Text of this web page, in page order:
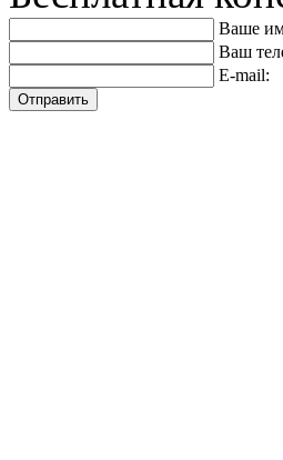
Ваше
Ваш
E-mail:
Отправить